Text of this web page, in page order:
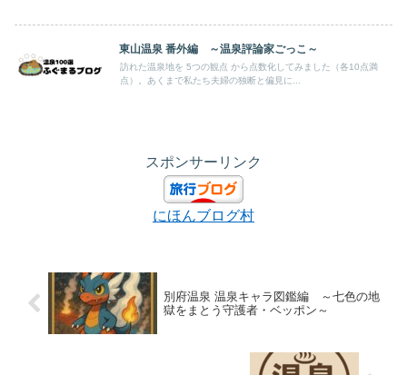
東山温泉 番外編 ～温泉評論家ごっこ～
訪れた温泉地を 5つの観点 から点数化してみました（各10点満
点）。あくまで私たち夫婦の独断と偏見に...
スポンサーリンク
にほんブログ村
別府温泉 温泉キャラ図鑑編 ～七色の地
獄をまとう守護者・ベッポン～